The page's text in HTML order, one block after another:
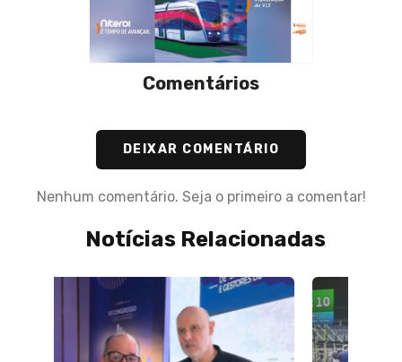
Comentários
DEIXAR COMENTÁRIO
Nenhum comentário. Seja o primeiro a comentar!
Notícias Relacionadas